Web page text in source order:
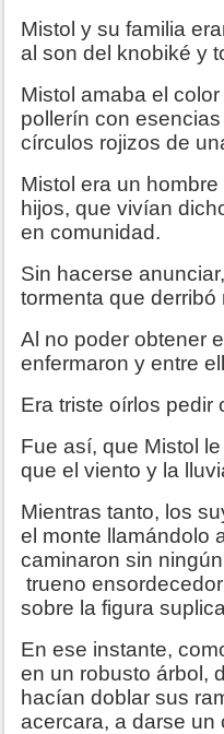
Mistol y su familia
al son del knobiké y
Mistol amaba el
pollerín con
círculos rojizos de
Mistol era un
hijos, que vivían
en comunidad.
Sin hacerse
tormenta que
Al no poder obtener
enfermaron y entre
Era triste oírlos pedir
Fue así, que Mistol
que el viento y la
Mientras tanto, los
el monte llamándolo
caminaron sin
trueno
sobre la figura
En ese instante,
en un robusto árbol,
hacían doblar sus
acercara, a darse un